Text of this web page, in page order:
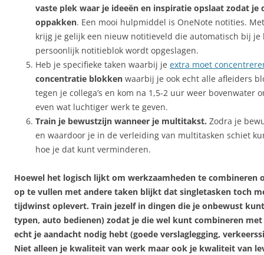
vaste plek waar je ideeën en inspiratie opslaat zodat
oppakken. Een mooi hulpmiddel is OneNote notities.
krijg je gelijk een nieuw notitieveld die automatisch bij je
persoonlijk notitieblok wordt opgeslagen.
Heb je specifieke taken waarbij je extra moet
concentratie blokken waarbij je ook echt alle afleiders
tegen je collega’s en kom na 1,5-2 uur weer bovenwater
even wat luchtiger werk te geven.
Train je bewustzijn wanneer je multitakst. Zodra je
en waardoor je in de verleiding van multitasken schiet
hoe je dat kunt verminderen.
Hoewel het logisch lijkt om werkzaamheden te combineren
op te vullen met andere taken blijkt dat singletasken toch
tijdwinst oplevert. Train jezelf in dingen die je onbewust
typen, auto bedienen) zodat je die wel kunt combineren
echt je aandacht nodig hebt (goede verslaglegging,
Niet alleen je kwaliteit van werk maar ook je kwaliteit van